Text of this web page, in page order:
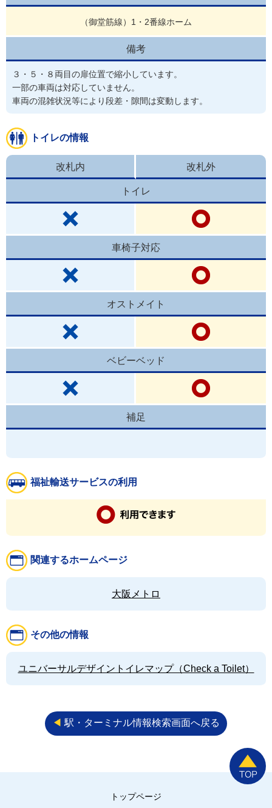
（御堂筋線）1・2番線ホーム
備考
３・５・８両目の扉位置で縮小しています。
一部の車両は対応していません。
車両の混雑状況等により段差・隙間は変動します。
トイレの情報
改札内 改札外
トイレ
車椅子対応
オストメイト
ベビーベッド
補足
福祉輸送サービスの利用
関連するホームページ
大阪メトロ
その他の情報
ユニバーサルデザイントイレマップ（Check a Toilet）
◀︎ 駅・ターミナル情報検索画面へ戻る
トップページ